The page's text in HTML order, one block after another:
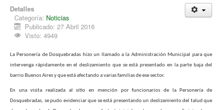
Detalles
Categoría: Noticias
Publicado: 27 Abril 2016
Visto: 4949
La Personería de Dosquebradas hizo un llamado a la Administración Municipal para que
intervenga rápidamente en el deslizamiento que se está presentado en la parte baja del
barrio Buenos Aires y que está afectando a varias familias de ese sector.
En una visita realizada al sitio en mención por funcionarios de la Personería de
Dosquebradas, se pudo evidenciar que se está presentando un deslizamiento del talud que